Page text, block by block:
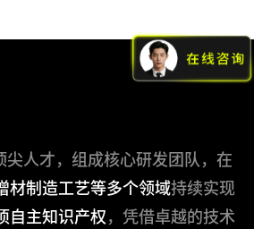
尖人才，组成核心研发团队，在
材制造工艺等多个领域持续实现
自主知识产权，凭借卓越的技术